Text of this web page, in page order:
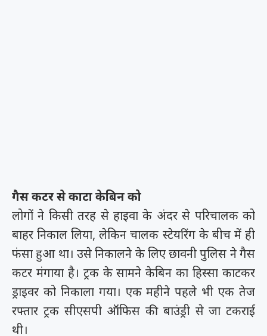
गैस कटर से काटा केबिन को
लोगों ने किसी तरह से हाइवा के अंदर से परिचालक को
बाहर निकाल लिया, लेकिन चालक स्टेयरिंग के बीच में ही
फंसा हुआ था। उसे निकालने के लिए छावनी पुलिस ने गैस
कटर मंगाया है। ट्रक के सामने केबिन का हिस्सा काटकर
ड्राइवर को निकाला गया। एक महीने पहले भी एक तेज
रफ्तार ट्रक सीएसपी ऑफिस की बाउंड्री से जा टकराई
थी।